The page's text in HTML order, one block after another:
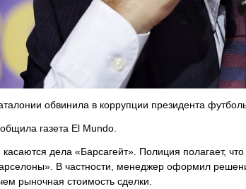
обвинила в коррупции президента
газета El Mundo.
дела «Барсагейт». Полиция полагает,
В частности, менеджер оформил
рыночная стоимость сделки.